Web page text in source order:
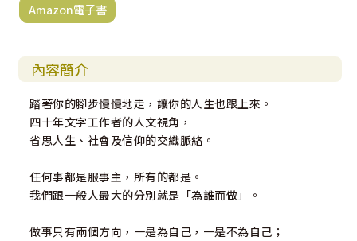
Amazon電子書
內容簡介
踏著你的腳步慢慢地走，讓你的人生也跟上來。
四十年文字工作者的人文視角，
省思人生、社會及信仰的交織脈絡。
任何事都是服事主，所有的都是。
我們跟一般人最大的分別就是「為誰而做」。
做事只有兩個方向，一是為自己，一是不為自己；